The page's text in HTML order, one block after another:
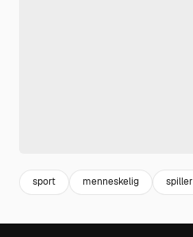
sport menneskelig spiller